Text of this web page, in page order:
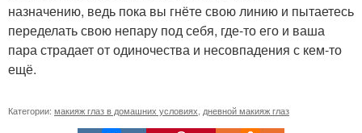
назначению, ведь пока вы гнёте свою линию и пытаетесь
переделать свою непару под себя, где-то его и ваша
пара страдает от одиночества и несовпадения с кем-то
ещё.
Категории: макияж глаз в домашних условиях дневной макияж глаз